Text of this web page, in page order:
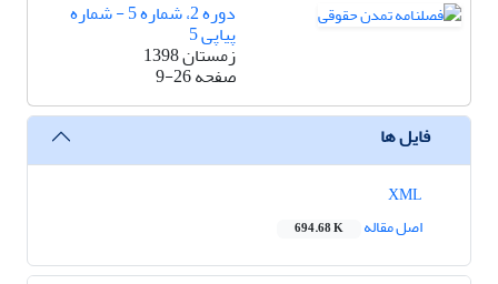
دوره 2، شماره 5 - شماره
پیاپی 5
زمستان 1398
صفحه9-26
فایل ها
اصل مقاله
694.68 K